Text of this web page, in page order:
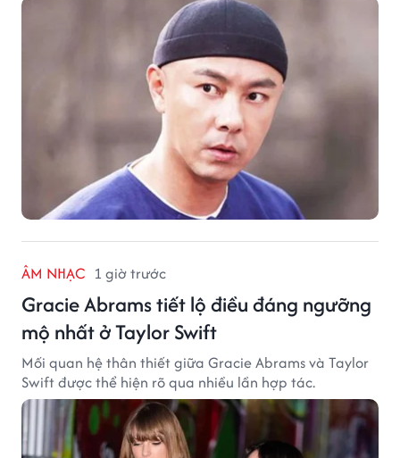
ÂM NHẠC 1 giờ trước
Gracie Abrams tiết lộ điều đáng ngưỡng
mộ nhất ở Taylor Swift
Mối quan hệ thân thiết giữa Gracie Abrams và Taylor
Swift được thể hiện rõ qua nhiều lần hợp tác.